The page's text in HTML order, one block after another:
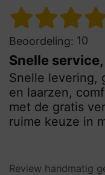
Beoordeling: 10
Snelle
Snelle levering,
en laarzen,
met de gratis
ruime keuze in
Review handmatig